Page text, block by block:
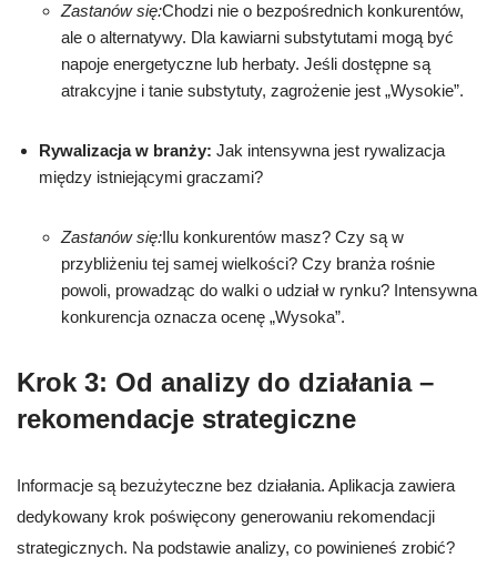
Zastanów się:Chodzi nie o bezpośrednich konkurentów,
ale o alternatywy. Dla kawiarni substytutami mogą być
napoje energetyczne lub herbaty. Jeśli dostępne są
atrakcyjne i tanie substytuty, zagrożenie jest „Wysokie”.
Rywalizacja w branży: Jak intensywna jest rywalizacja
między istniejącymi graczami?
Zastanów się: Ilu konkurentów masz? Czy są w
przybliżeniu tej samej wielkości? Czy branża rośnie
powoli, prowadząc do walki o udział w rynku? Intensywna
konkurencja oznacza ocenę „Wysoka”.
Krok 3: Od analizy do działania –
rekomendacje strategiczne
Informacje są bezużyteczne bez działania. Aplikacja zawiera
dedykowany krok poświęcony generowaniu rekomendacji
strategicznych. Na podstawie analizy, co powinieneś zrobić?